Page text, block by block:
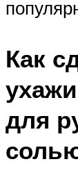
Как
для